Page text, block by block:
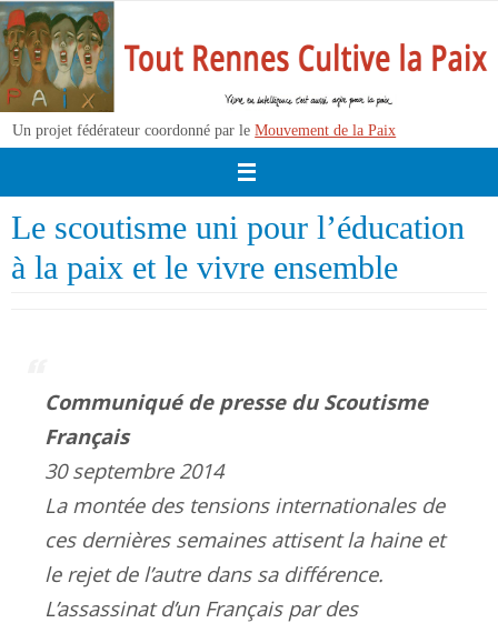
Passer
vers
le
contenu
Un projet fédérateur coordonné par leMouvement de la Paix
Le scoutisme uni pour l’éducation
à la paix et le vivre ensemble
Communiqué de presse du Scoutisme
Français
30 septembre 2014
La montée des tensions internationales de
ces dernières semaines attisent la haine et
le rejet de l’autre dans sa différence.
L’assassinat d’un Français par des